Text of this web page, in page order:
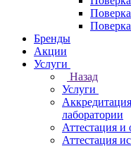
Бренды
Акции
Услуги
Назад
Услуги
лаборатории
Аттестация и
Аттестация